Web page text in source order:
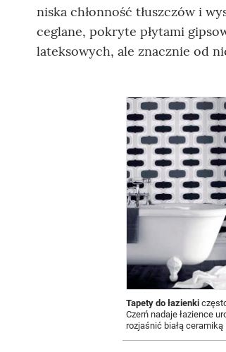
niska chłonność tłuszczów i
ceglane, pokryte płytami
lateksowych, ale znacznie od
Tapety do łazienki
Czerń nadaje łazience
rozjaśnić białą